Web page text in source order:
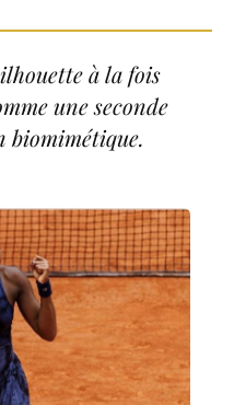
à la fois
une seconde
biomimétique.